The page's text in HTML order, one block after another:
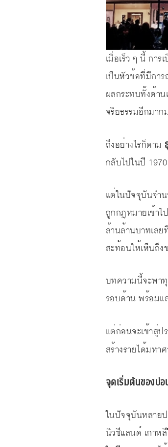
เมื่อเร็ว ๆ นี้ การ
เป็นหัวข้อที่มีการ
ผลกระทบทั้งด้า
จริยธรรมอีกมาก
ถึงอย่างไรก็ตาม
กลับไปในปี
แต่ในปัจจุบันจำ
ถูกกฎหมายเข้า
ล้านล้านบาทเล
สะท้อนให้เห็นถึง
บทความนี้จะพา
รอบด้าน พร้อมแ
แต่ก่อนจะเข้าสู่ป
สร้างรายได้มหา
จุดเริ่มต้นของบ่อ
ในปัจจุบันหลายป
นิวซีแลนด์ เกาห